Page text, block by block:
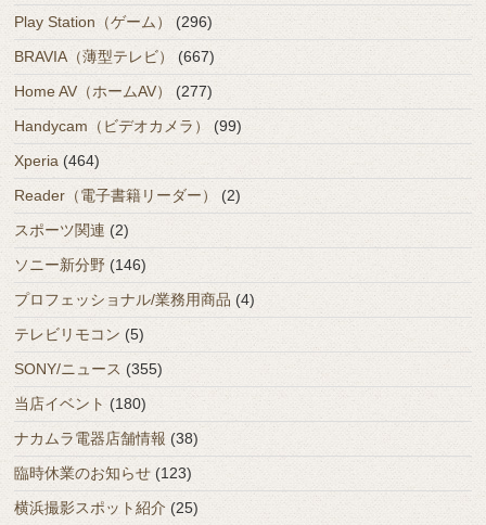
Play Station（ゲーム）
(296)
BRAVIA（薄型テレビ）
(667)
Home AV（ホームAV）
(277)
Handycam（ビデオカメラ）
(99)
Xperia (464)
Reader（電子書籍リーダー）
(2)
スポーツ関連 (2)
ソニー新分野 (146)
プロフェッショナル/業務用商品 (4)
テレビリモコン (5)
SONY/ニュース (355)
当店イベント (180)
ナカムラ電器店舗情報 (38)
臨時休業のお知らせ (123)
横浜撮影スポット紹介 (25)